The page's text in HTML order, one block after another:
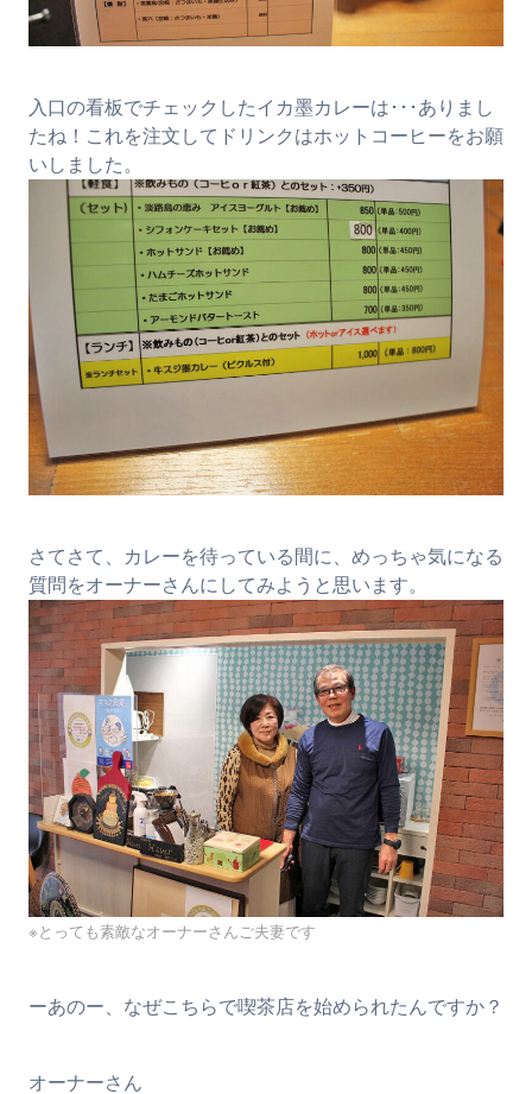
入口の看板でチェックしたイカ墨カレーは･･･ありまし
たね！これを注文してドリンクはホットコーヒーをお願
いしました。
さてさて、カレーを待っている間に、めっちゃ気になる
質問をオーナーさんにしてみようと思います。
※とっても素敵なオーナーさんご夫妻です
ーあのー、なぜこちらで喫茶店を始められたんですか？
オーナーさん